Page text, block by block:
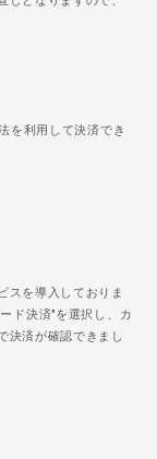
を利用して決済でき
スを導入しておりま
ド決済"を選択し、カ
決済が確認できまし